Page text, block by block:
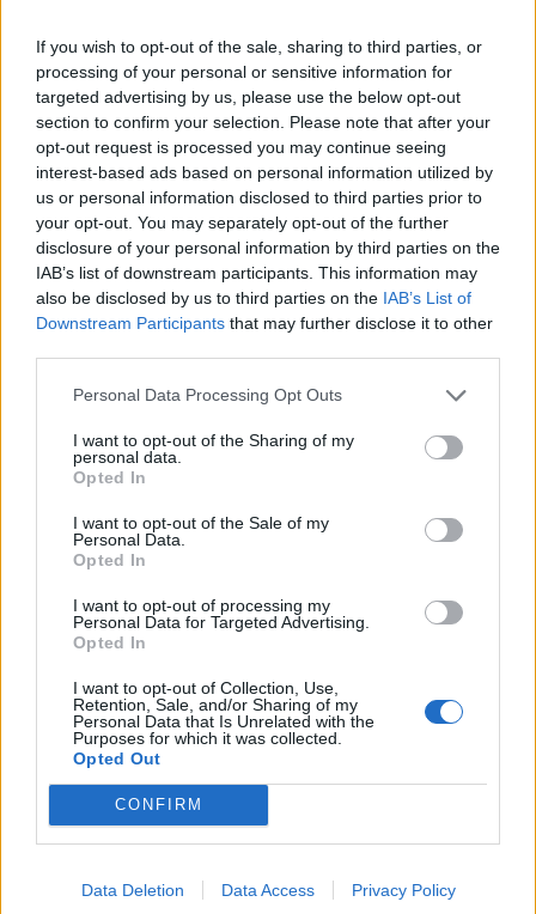
If you wish to opt-out of the sale, sharing to third parties, or
processing of your personal or sensitive information for
targeted advertising by us, please use the below opt-out
section to confirm your selection. Please note that after your
opt-out request is processed you may continue seeing
interest-based ads based on personal information utilized by
us or personal information disclosed to third parties prior to
your opt-out. You may separately opt-out of the further
disclosure of your personal information by third parties on the
IAB’s list of downstream participants. This information may
also be disclosed by us to third parties on the IAB’s List of
Downstream Participants that may further disclose it to other
Personal Data Processing Opt Outs
I want to opt-out of the Sharing of my
personal data.
Opted In
I want to opt-out of the Sale of my
Personal Data.
Opted In
I want to opt-out of processing my
Personal Data for Targeted Advertising.
Opted In
I want to opt-out of Collection, Use,
Retention, Sale, and/or Sharing of my
Personal Data that Is Unrelated with the
Purposes for which it was collected.
Opted Out
CONFIRM
Data Deletion Data Access Privacy Policy
fafejű.
KAPCSOLÓDÓ CIKKEK TÖBB A SZERZŐTŐL
Bivalytej és vino rosso 9.rész
Heti horoszkóp december 15-21-ig
Trollok árnyékában
HOZZÁSZÓLOK A CIKKHEZ